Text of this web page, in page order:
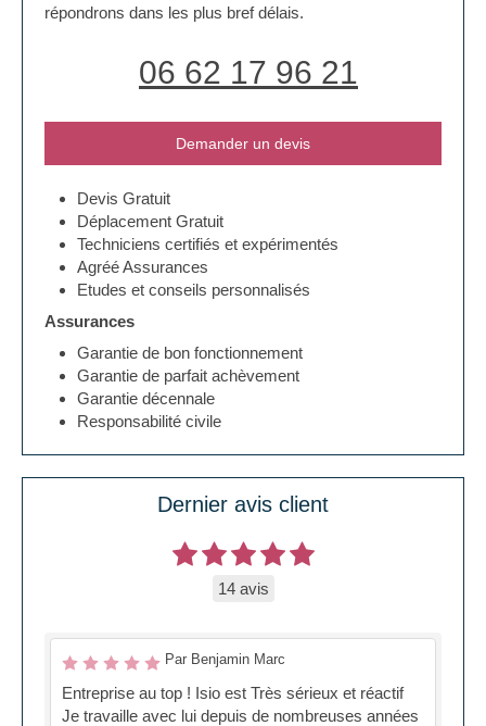
répondrons dans les plus bref délais.
06 62 17 96 21
Demander un devis
Devis Gratuit
Déplacement Gratuit
Techniciens certifiés et expérimentés
Agréé Assurances
Etudes et conseils personnalisés
Assurances
Garantie de bon fonctionnement
Garantie de parfait achèvement
Garantie décennale
Responsabilité civile
Dernier avis client
14 avis
Par Benjamin Marc
Entreprise au top ! Isio est Très sérieux et réactif
Je travaille avec lui depuis de nombreuses années